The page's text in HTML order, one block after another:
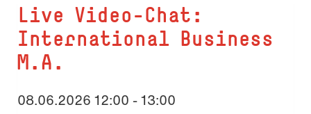
Live Video-Chat:
International Business
M.A.
08.06.2026 12:00 - 13:00